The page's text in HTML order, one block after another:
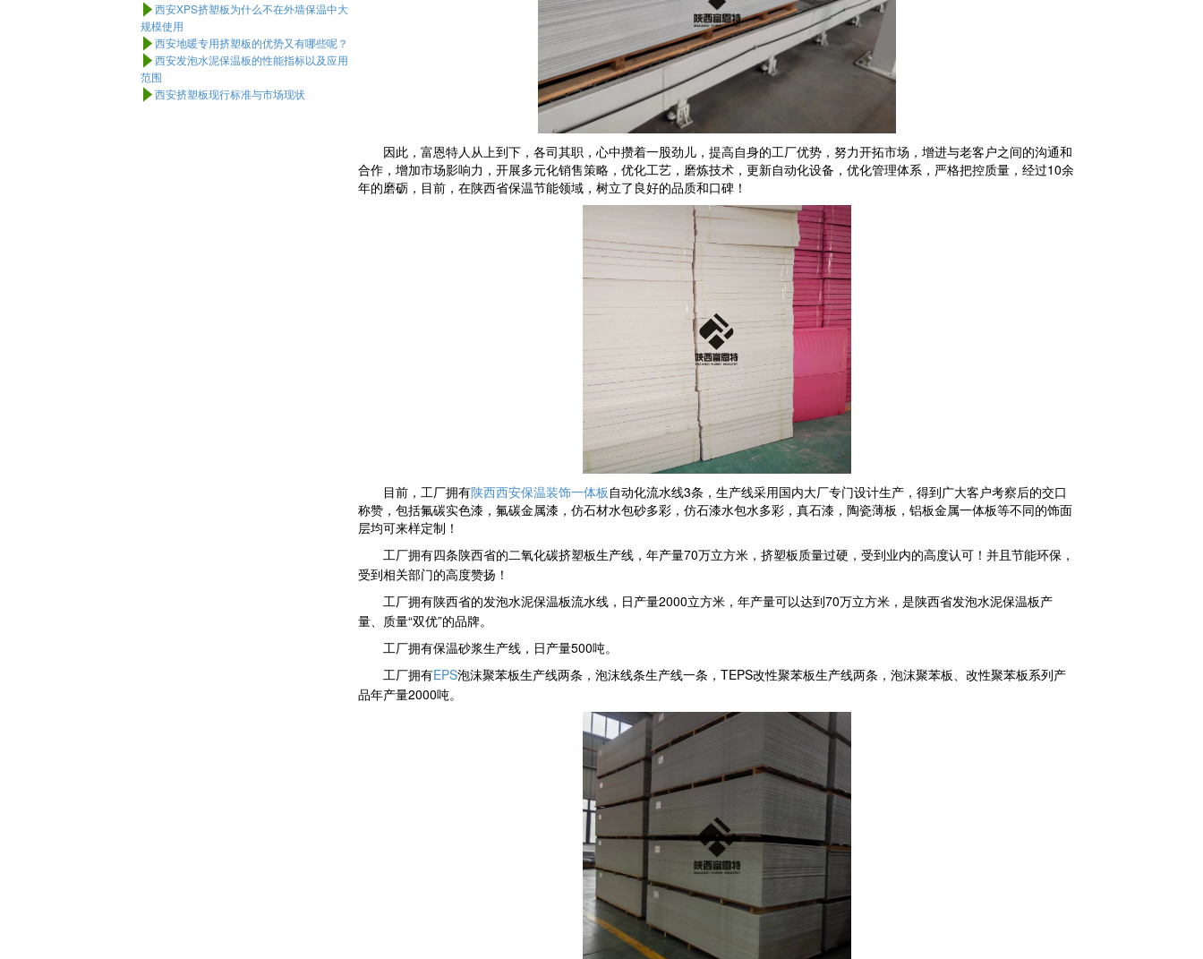
因此，富恩特人从上到下，各司其职，心中攒着一股劲儿，提高自身的工厂优势，努力开拓市场，增进与老客户之间的沟通和
合作，增加市场影响力，开展多元化销售策略，优化工艺，磨炼技术，更新自动化设备，优化管理体系，严格把控质量，经过10余
年的磨砺，目前，在陕西省保温节能领域，树立了良好的品质和口碑！
目前， 工厂拥有陕西西安保温装饰一体板 自动化流水线3条，生产线采用国内大厂专门设计生产，得到广大客户考察后的交口
称赞，包括氟碳实色漆，氟碳金属漆，仿石材水包砂多彩，仿石漆水包水多彩，真石漆，陶瓷薄板，铝板金属一体板等不同的饰面
层均可来样定制！
工厂拥有四条陕西省的二氧化碳挤塑板生产线，年产量70万立方米， 挤塑板 质量过硬，受到业内的高度认可！并且节能环保，
受到相关部门的高度赞扬！
工厂拥有陕西省的发泡水泥保温板流水线，日产量2000立方米，年产量可以达到70万立方米，是陕西省发泡水泥保温板产
量、质量“双优”的品牌。
工厂拥有保温砂浆生产线，日产量500吨。
工厂拥有EPS泡沫聚苯板生产线两条，泡沫线条生产线一条， TEPS改性聚苯板生产线两条，泡沫聚苯板、改性聚苯板系列产
品年产量2000吨。
西安XPS挤塑板为什么不在外墙保温中大
规模使用
西安地暖专用挤塑板的优势又有哪些呢？
西安发泡水泥保温板的性能指标以及应用
范围
西安挤塑板现行标准与市场现状